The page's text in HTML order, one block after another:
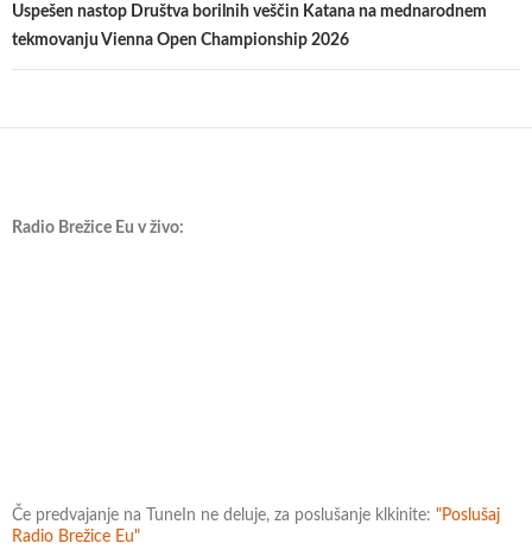
Uspešen nastop Društva borilnih veščin Katana na mednarodnem
tekmovanju Vienna Open Championship 2026
Radio Brežice Eu v živo:
Če predvajanje na TuneIn ne deluje, za poslušanje klkinite: "Poslušaj
Radio Brežice Eu"